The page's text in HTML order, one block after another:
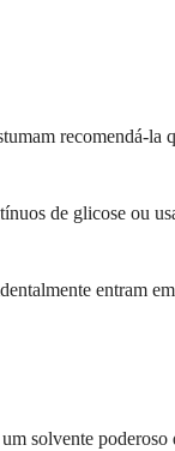
recomendá-la
de glicose ou
entram
solvente poderoso